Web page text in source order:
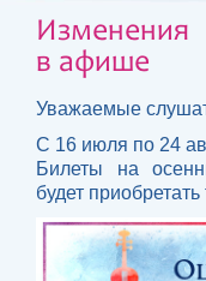
Konserttikalenteri
Festivaalit
Изменения
в афише
Уважаемые
С 16 июля по 24
Билеты на
будет